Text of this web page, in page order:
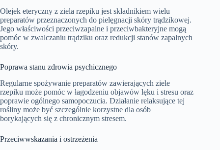
Olejek eteryczny z ziela rzepiku jest składnikiem wielu
preparatów przeznaczonych do pielęgnacji skóry trądzikowej.
Jego właściwości przeciwzapalne i przeciwbakteryjne mogą
pomóc w zwalczaniu trądziku oraz redukcji stanów zapalnych
skóry.
Poprawa stanu zdrowia psychicznego
Regularne spożywanie preparatów zawierających ziele
rzepiku może pomóc w łagodzeniu objawów lęku i stresu oraz
poprawie ogólnego samopoczucia. Działanie relaksujące tej
rośliny może być szczególnie korzystne dla osób
borykających się z chronicznym stresem.
Przeciwwskazania i ostrzeżenia